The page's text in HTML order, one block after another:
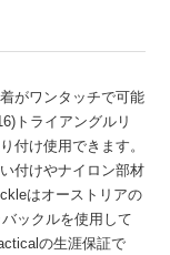
がワンタッチで可能
トライアングルリ
付け使用できます。
付けやナイロン部材
はオーストリアの
ックルを使用して
の生涯保証で